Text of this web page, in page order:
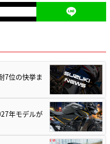
7位の快挙ま
年モデルが